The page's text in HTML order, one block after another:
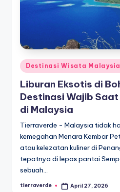
Posted
in
Destinasi Wisata Malaysia
Liburan Eksotis di
Destinasi Wajib
di Malaysia
Tierraverde - Malaysia tidak
kemegahan Menara Kembar
atau kelezatan kuliner di
tepatnya di lepas pantai
sebuah…
Posted
tierraverde April 27, 2026